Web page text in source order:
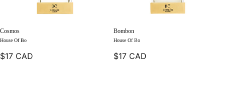
Cosmos
House Of Bo
$17 CAD
Bombon
House Of Bo
$17 CAD